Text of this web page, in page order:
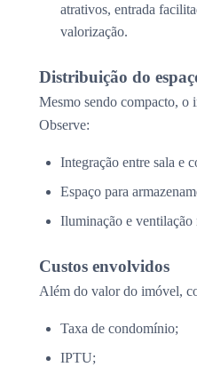
atrativos, entrada
valorização.
Distribuição do
Mesmo sendo compacto, o
Observe:
Integração entre sala e
Espaço para
Iluminação e ventilação
Custos envolvidos
Além do valor do imóvel,
Taxa de condomínio;
IPTU;